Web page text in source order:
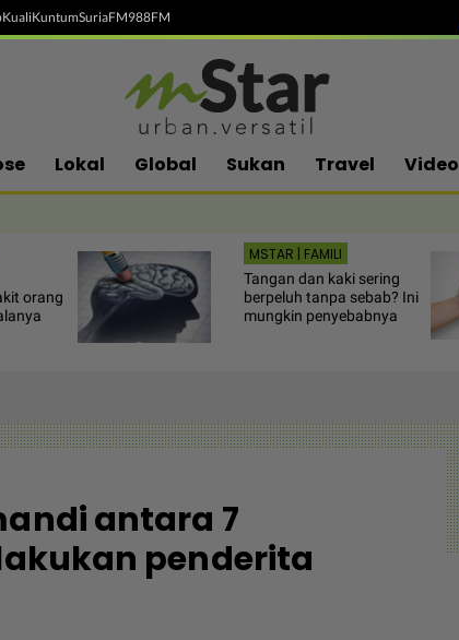
KualiKuntumSuriaFM988FM
Lokal Global Sukan Travel Video
orang
MSTAR | FAMILI
Tangan dan kaki sering
berpeluh tanpa sebab? Ini
mungkin penyebabnya
antara 7
penderita